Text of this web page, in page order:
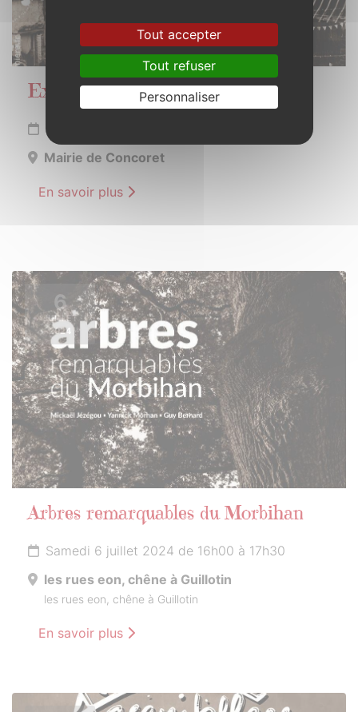
Exposition photos sur les pileries
Du 1er juillet au 31 août 2024
Mairie de Concoret
En savoir plus
6
JUILLET
2024
Arbres remarquables du Morbihan
Samedi 6 juillet 2024 de 16h00 à 17h30
les rues eon, chêne à Guillotin
les rues eon, chêne à Guillotin
En savoir plus
Tout accepter
Tout refuser
Personnaliser